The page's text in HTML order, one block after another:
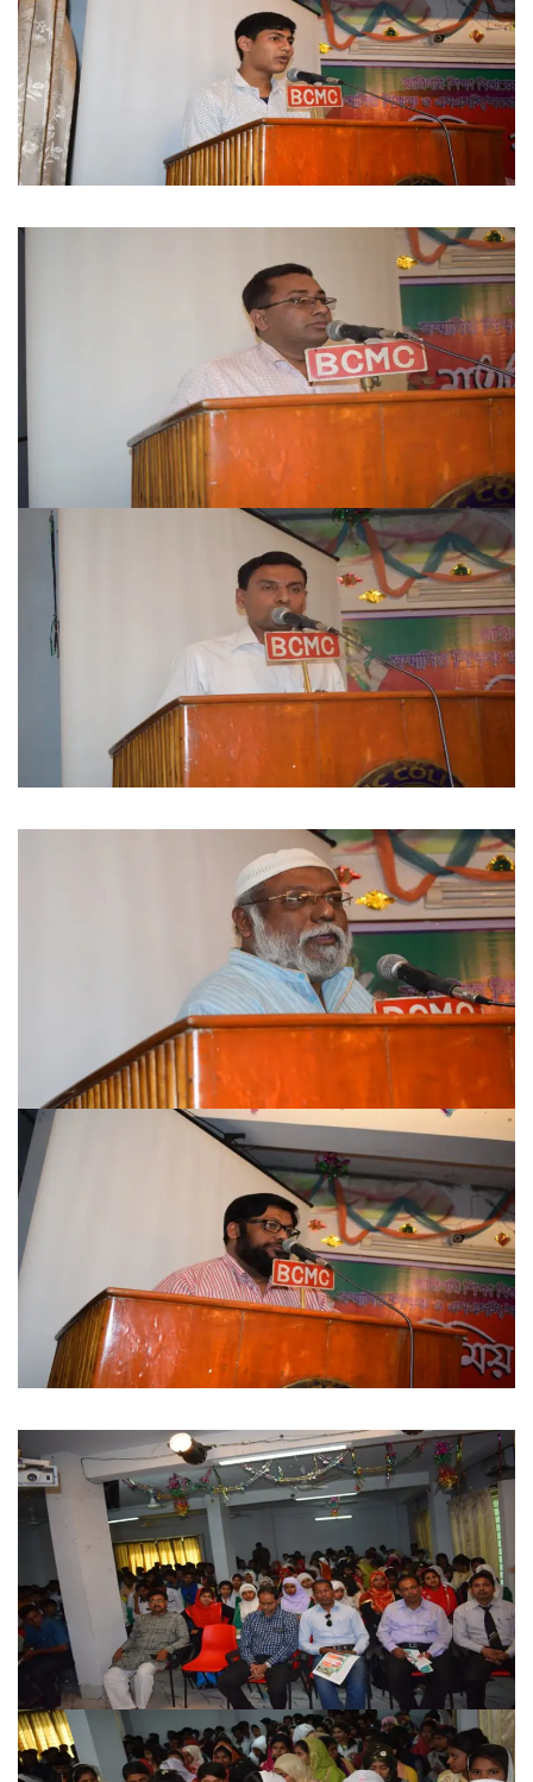
FACEBOOK PRIMARY PAGE
FACEBOOK SECONDARY PAGE
USEFUL LINKS
Ministry of Education
University of Rajshahi
Directorate of Technical Education
Bangladesh Technical Education Board, Dhaka
Skills and Training Enhancement Project (STEP)
CONTACT US
Dhaka Road, Barandi BCMC
College Para, Jessore-7400,
Bangladesh
+88-01711-844881, +88-01711-
844882, +88-01711-067687, +88-
01712-910255, +88-01752-